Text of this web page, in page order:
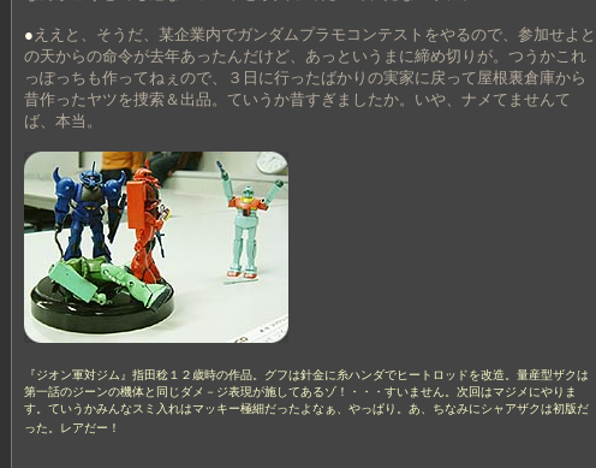
● ええと、そうだ、某企業内でガンダムプラモコンテストをやるので、参加せよと
の天からの命令が去年あったんだけど、あっというまに締め切りが。つうかこれ
っぽっちも作ってねぇので、３日に行ったばかりの実家に戻って屋根裏倉庫から
昔作ったヤツを捜索＆出品。ていうか昔すぎましたか。いや、ナメてませんて
ば、本当。
『ジオン軍対ジム』指田稔１２歳時の作品。グフは針金に糸ハンダでヒートロッドを改造。量産型ザクは
第一話のジーンの機体と同じダメ－ジ表現が施してあるゾ！・・・すいません。次回はマジメにやりま
す。ていうかみんなスミ入れはマッキー極細だったよなぁ、やっぱり。あ、ちなみにシャアザクは初版だ
った。レアだー！